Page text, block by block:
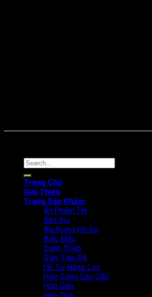
Search
Trang Chủ
Giới Thiệu
Trang Sản Phẩm
Ấn Phẩm Tết
Bao thư
Bìa Đựng Hồ Sơ
Biểu Mẫu
Danh Thiếp
Giấy Tiêu Đề
Hồ Sơ Năng Lực
Hộp Cứng Cao Cấp
Hộp Giấy